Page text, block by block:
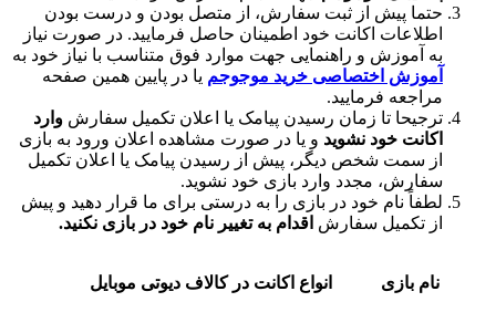
پیش از ثبت سفارش، از متصل بودن و درست بودن
اکانت خود اطمینان حاصل فرمایید. در صورت نیاز
آموزش و راهنمایی جهت موارد فوق متناسب با نیاز خود به
اختصاصی خرید موجوجم یا در پایین همین صفحه
فرمایید.
تا زمان رسیدن پیامک یا اعلان تکمیل سفارش وارد
خود نشویدو یا در صورت مشاهده اعلان ورود به بازی
سمت شخص دیگر، پیش از رسیدن پیامک یا اعلان تکمیل
مجدد وارد بازی خود نشوید.
نام خود در بازی را به درستی برای ما قرار دهید و پیش
تکمیل سفارش اقدام به تغییر نام خود در بازی نکنید.
انواع اکانت در کالاف دیوتی موبایل